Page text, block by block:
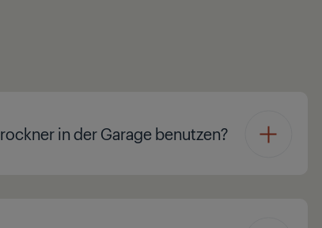
in der Garage benutzen?